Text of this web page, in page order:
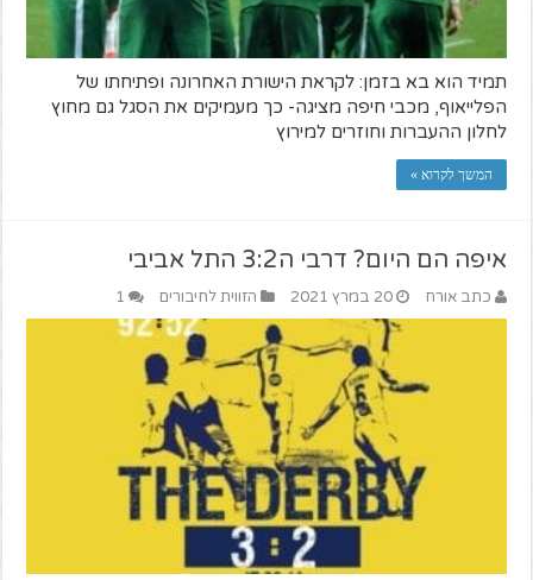
תמיד הוא בא בזמן: לקראת הישורת האחרונה ופתיחתו של
הפלייאוף, מכבי חיפה מציגה- כך מעמיקים את הסגל גם מחוץ
לחלון ההעברות וחוזרים למירוץ
המשך לקרוא »
איפה הם היום? דרבי ה3:2 התל אביבי
כתב אורח 20 במרץ 2021 הזווית לחיבורים 1